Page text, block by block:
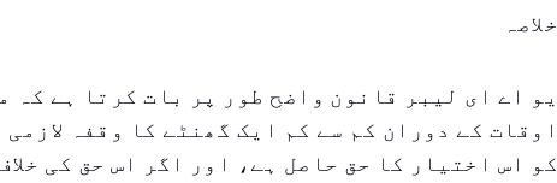
خلاصہ
یو اے ای لیبر قانون واضح طور پر بات کرتا ہے کہ
اوقات کے دوران کم سے کم ایک گھنٹے کا وقفہ لازمی
کو اس اختیار کا حق حاصل ہے، اور اگر اس حق کی